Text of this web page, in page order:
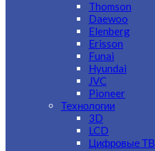
Thomson
Daewoo
Elenberg
Erisson
Funai
Hyundai
JVC
Pioneer
Технологии
3D
LCD
Цифровые ТВ